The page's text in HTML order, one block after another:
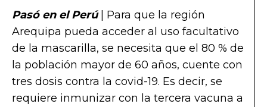
Pasó en el Perú| Para que la región
Arequipa pueda acceder al uso facultativo
de la mascarilla, se necesita que el 80 % de
la población mayor de 60 años, cuente con
tres dosis contra la covid-19. Es decir, se
requiere inmunizar con la tercera vacuna a